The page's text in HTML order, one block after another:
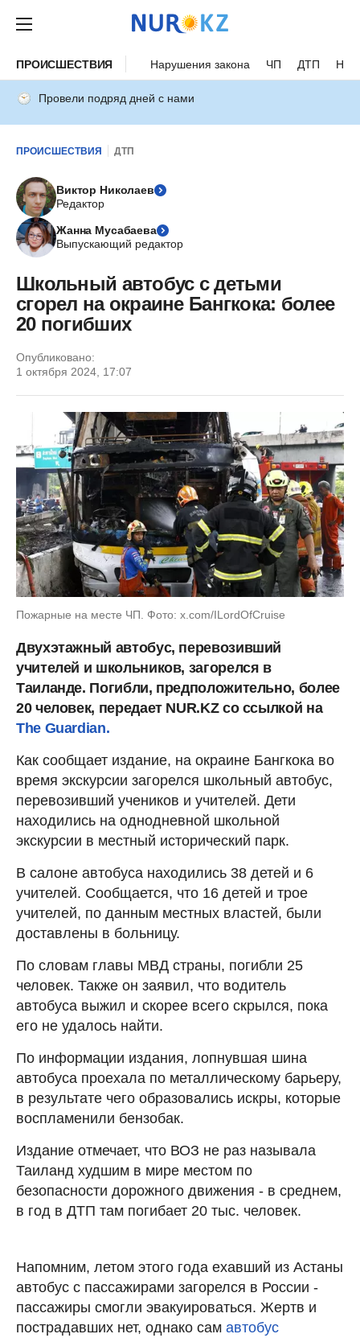
ПРОИСШЕСТВИЯ Нарушения закона ЧП ДТП
Провели подряд дней с нами
ПРОИСШЕСТВИЯ ДТП
Виктор Николаев
Редактор
Жанна Мусабаева
Выпускающий редактор
Школьный автобус с детьми
сгорел на окраине Бангкока: более
20 погибших
Опубликовано:
1 октября 2024, 17:07
Пожарные на месте ЧП. Фото: x.com/ILordOfCruise
Двухэтажный автобус, перевозивший
учителей и школьников, загорелся в
Таиланде. Погибли, предположительно, более
20 человек, передает NUR.KZ со ссылкой на
The Guardian.
Как сообщает издание, на окраине Бангкока во
время экскурсии загорелся школьный автобус,
перевозивший учеников и учителей. Дети
находились на однодневной школьной
экскурсии в местный исторический парк.
В салоне автобуса находились 38 детей и 6
учителей. Сообщается, что 16 детей и трое
учителей, по данным местных властей, были
доставлены в больницу.
По словам главы МВД страны, погибли 25
человек. Также он заявил, что водитель
автобуса выжил и скорее всего скрылся, пока
его не удалось найти.
По информации издания, лопнувшая шина
автобуса проехала по металлическому барьеру,
в результате чего образовались искры, которые
воспламенили бензобак.
Издание отмечает, что ВОЗ не раз называла
Таиланд худшим в мире местом по
безопасности дорожного движения - в среднем,
в год в ДТП там погибает 20 тыс. человек.
Напомним, летом этого года ехавший из Астаны
автобус с пассажирами загорелся в России -
пассажиры смогли эвакуироваться. Жертв и
пострадавших нет, однако сам автобус